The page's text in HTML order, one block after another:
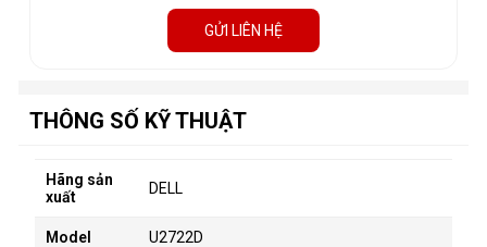
GỬI LIÊN HỆ
THÔNG SỐ KỸ THUẬT
Hãng sản
xuất
DELL
Model U2722D